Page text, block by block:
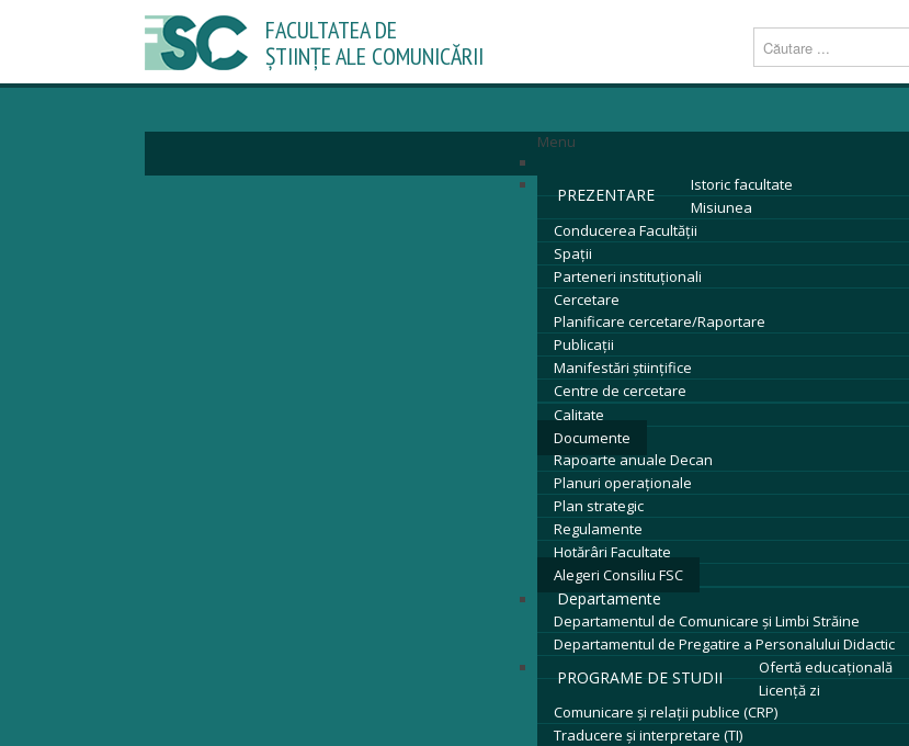
FACULTATEA DE
ȘTIINȚE ALE COMUNICĂRII
Menu
PREZENTARE
Istoric facultate
Misiunea
Conducerea Facultăţii
Spații
Parteneri instituţionali
Cercetare
Planificare cercetare/Raportare
Publicații
Manifestări științifice
Centre de cercetare
Calitate
Documente
Rapoarte anuale Decan
Planuri operaționale
Plan strategic
Regulamente
Hotărâri Facultate
Alegeri Consiliu FSC
Departamente
Departamentul de Comunicare și Limbi Străine
Departamentul de Pregatire a Personalului Didactic
PROGRAME DE STUDII
Ofertă educațională
Licenţă zi
Comunicare și relații publice (CRP)
Traducere și interpretare (TI)